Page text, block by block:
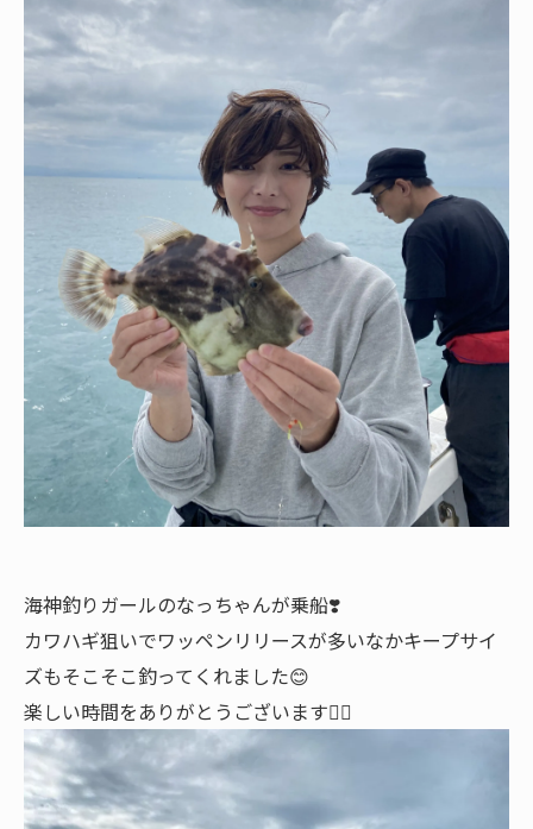
海神釣りガールのなっちゃんが乗船❣️
カワハギ狙いでワッペンリリースが多いなかキープサイ
ズもそこそこ釣ってくれました😊
楽しい時間をありがとうございます🙇‍♂️